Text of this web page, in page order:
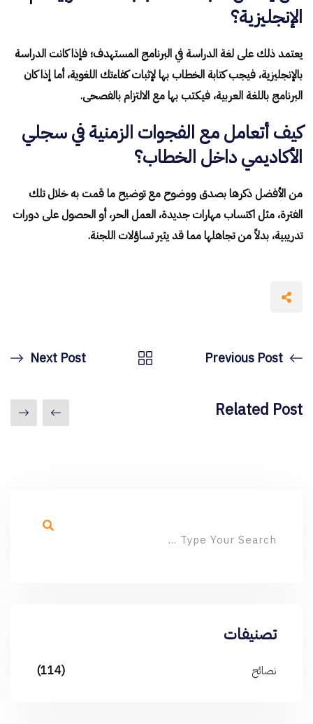
الإنجليزية؟
يعتمد ذلك على لغة الدراسة في البرنامج المستهدف؛ فإذا كانت الدراسة
بالإنجليزية، فيجب كتابة الخطاب بها لإثبات كفاءتك اللغوية، أما إذا كان
البرنامج باللغة العربية، فيكتب بها مع الالتزام بالفصحى.
كيف أتعامل مع الفجوات الزمنية في سجلي
الأكاديمي داخل الخطاب؟
من الأفضل ذكرها بصدق ووضوح مع توضيح ما قمت به خلال تلك
الفترة، مثل اكتساب مهارات جديدة، العمل الحر، أو الحصول على دورات
تدريبية، بدلاً من تجاهلها مما قد يثير تساؤلات اللجنة.
Previous Post
Next Post
Related Post
تصنيفات
نصائح (114)